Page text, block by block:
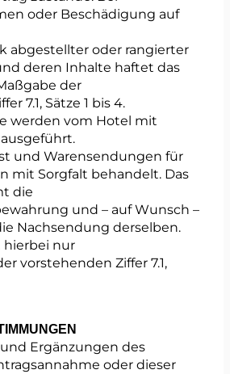
oder Beschädigung auf
abgestellter oder rangierter
deren Inhalte haftet das
der
7.1, Sätze 1 bis 4.
werden vom Hotel mit
und Warensendungen für
mit Sorgfalt behandelt. Das
die
und – auf Wunsch –
Nachsendung derselben.
hierbei nur
vorstehenden Ziffer 7.1,
Ergänzungen des
oder dieser